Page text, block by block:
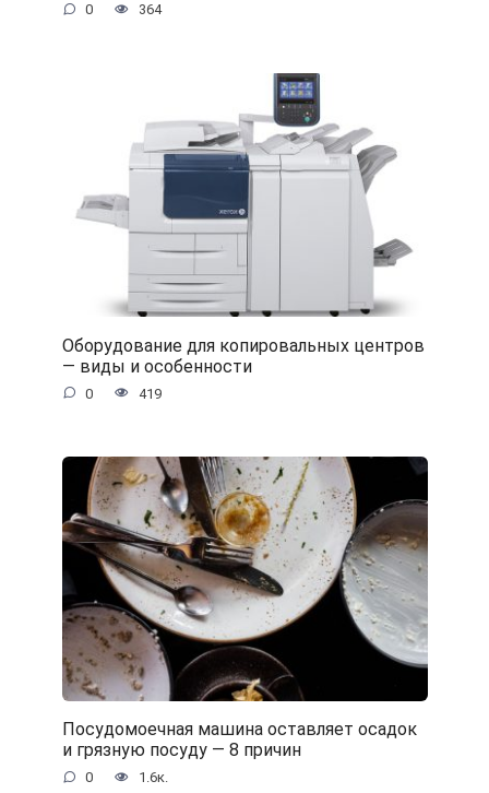
0 364
Оборудование для копировальных центров
— виды и особенности
0 419
Посудомоечная машина оставляет осадок
и грязную посуду — 8 причин
0 1.6к.